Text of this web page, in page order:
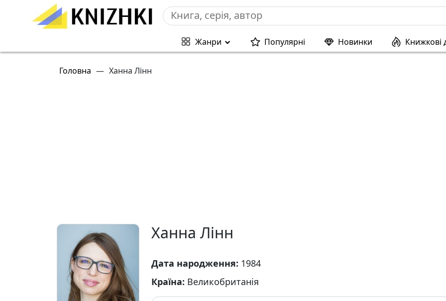
Жанри Популярні Новинки Книжкові
Головна — Ханна Лінн
Ханна Лінн
Дата народження: 1984
Країна: Великобританія